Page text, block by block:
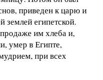
приведен к царю и
землей египетской.
им хлеба и,
умер в Египте,
при всех